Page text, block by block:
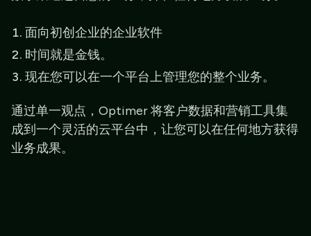
面向初创企业的企业软件
时间就是金钱。
现在您可以在一个平台上管理您的整个业务。
通过单一观点，Optimer 将客户数据和营销工具集
成到一个灵活的云平台中，让您可以在任何地方获得
业务成果。